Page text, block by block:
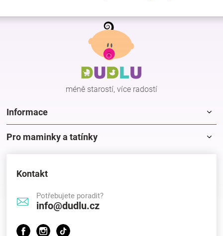
Z
méně starostí, více radostí
Informace
Pro maminky a tatínky
Kontakt
Potřebujete poradit?
info@dudlu.cz